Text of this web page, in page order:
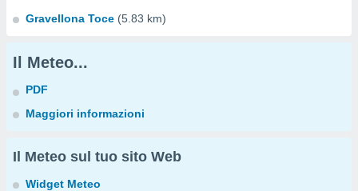
Gravellona Toce (5.83 km)
Il Meteo...
PDF
Maggiori informazioni
Il Meteo sul tuo sito Web
Widget Meteo